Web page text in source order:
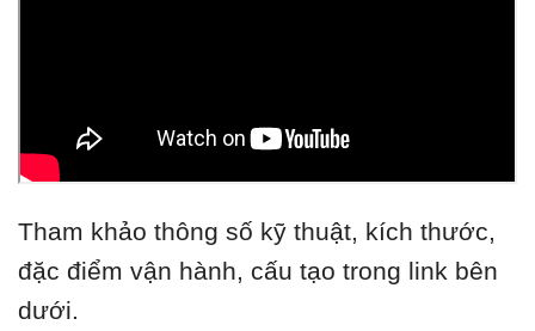
Tham khảo thông số kỹ thuật, kích thước,
đặc điểm vận hành, cấu tạo trong link bên
dưới.